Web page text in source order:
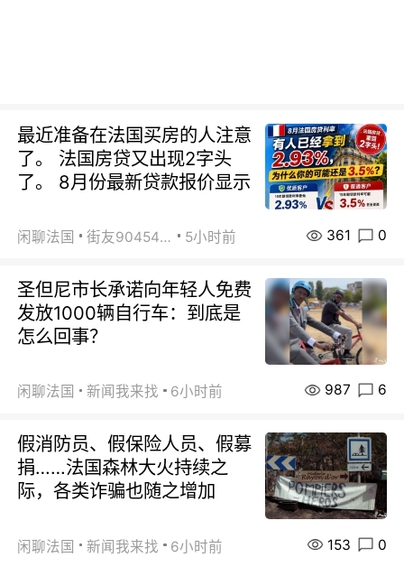
最近准备在法国买房的人注意
了。 法国房贷又出现2字头
了。 8月份最新贷款报价显示
闲聊法国 街友90454511 5小时前 361 0
圣但尼市长承诺向年轻人免费
发放1000辆自行车：到底是
怎么回事？
闲聊法国 新闻我来找 6小时前 987 6
假消防员、假保险人员、假募
捐……法国森林大火持续之
际，各类诈骗也随之增加
闲聊法国 新闻我来找 6小时前 153 0